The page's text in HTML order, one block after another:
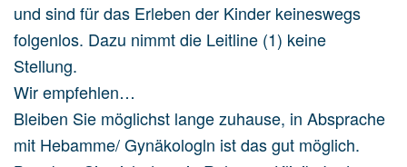
und sind für das Erleben der Kinder keineswegs
folgenlos. Dazu nimmt die Leitline (1) keine
Stellung.
Wir empfehlen…
Bleiben Sie möglichst lange zuhause, in Absprache
mit Hebamme/ Gynäkologln ist das gut möglich.